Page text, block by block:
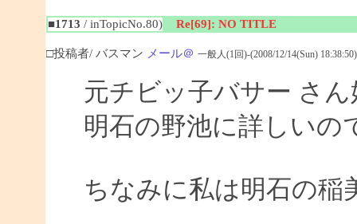
■1713 / inTopicNo.80) Re[69]: NO TITLE
□投稿者/ バスマン メール＠ 一般人(1回)-(2008/12/14(Sun) 18:38:50)
元チビッ子バサー さ
明石の野池に詳しいの
ちなみに私は明石の稲